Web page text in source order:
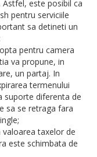
Astfel, este posibil ca
pentru serviciile
sa detineti un
pentru camera
va propune, in
un partaj. In
termenului
suporte diferenta de
sa se retraga fara
valoarea taxelor de
este schimbata de